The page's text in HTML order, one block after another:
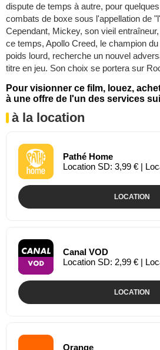
dispute de temps à autre, pour
combats de boxe sous l'appellation de
Cependant, Mickey, son vieil
ce temps, Apollo Creed, le champion
poids lourd, recherche un nouvel
titre en jeu. Son choix se portera sur
Pour visionner ce film, louez,
à une offre de l'un des services
à la location
Pathé Home
Location SD: 3,99 € |
LOCATION
Canal VOD
Location SD: 2,99 € |
LOCATION
Orange